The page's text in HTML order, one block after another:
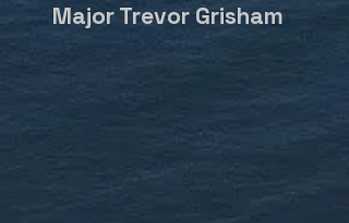
Major Trevor Grisham